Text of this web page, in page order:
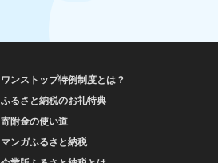
ワンストップ特例制度とは？
ふるさと納税のお礼特典
寄附金の使い道
マンガふるさと納税